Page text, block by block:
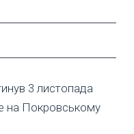
3 листопада
на Покровському